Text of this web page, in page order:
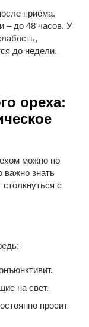
приёма.
– до 48 часов. У
до недели.
ореха:
можно по
важно знать
с
на свет.
просит